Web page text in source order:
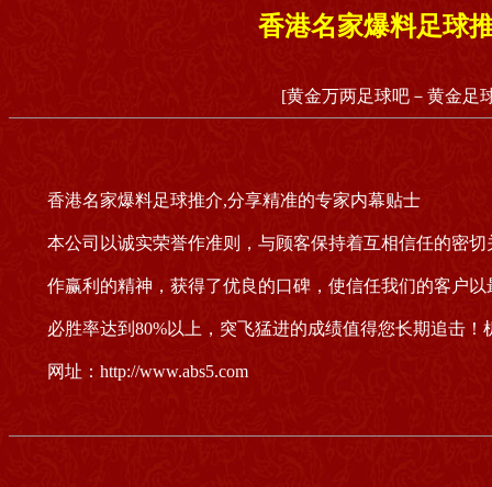
香港名家爆料足球
[黄金万两足球吧－黄金足
香港名家爆料足球推介,分享精准的专家内幕贴士
本公司以诚实荣誉作准则，与顾客保持着互相信任的密
作赢利的精神，获得了优良的口碑，使信任我们的客户
必胜率达到80%以上，突飞猛进的成绩值得您长期追击！
网址：http://www.abs5.com